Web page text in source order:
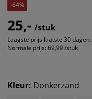
-64%
25,- /stuk
Laagste prijs laatste 30 dagen:
Normale prijs: 69,99 /stuk
Kleur: Donkerzand